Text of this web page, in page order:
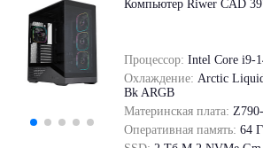
Компьютер Riwer CAD
Процессор: Intel Core i9-
Охлаждение: Arctic
Bk ARGB
Материнская плата:
Оперативная память: 64